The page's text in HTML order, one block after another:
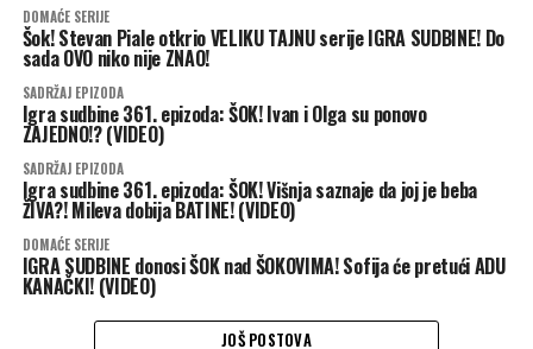
DOMAĆE SERIJE
Šok! Stevan Piale otkrio VELIKU TAJNU serije IGRA SUDBINE! Do
sada OVO niko nije ZNAO!
SADRŽAJ EPIZODA
Igra sudbine 361. epizoda: ŠOK! Ivan i Olga su ponovo
ZAJEDNO!? (VIDEO)
SADRŽAJ EPIZODA
Igra sudbine 361. epizoda: ŠOK! Višnja saznaje da joj je beba
ŽIVA?! Mileva dobija BATINE! (VIDEO)
DOMAĆE SERIJE
IGRA SUDBINE donosi ŠOK nad ŠOKOVIMA! Sofija će pretući ADU
KANAČKI! (VIDEO)
JOŠ POSTOVA